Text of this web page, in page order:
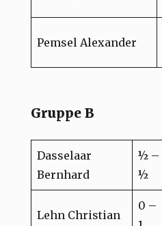
Pemsel Alexander
Gruppe B
Dasselaar
Bernhard
½ –
½
Lehn Christian
0 –